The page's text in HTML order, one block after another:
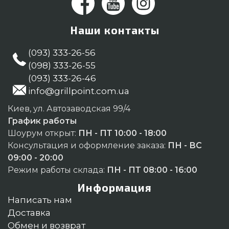
Наши контакты
(093) 333-26-56
(098) 333-26-55
(093) 333-26-46
info@grillpoint.com.ua
Киев, ул. Автозаводская 99/4
График работы
Шоурум открыт: ПН - ПТ 10:00 - 18:00
Консультация и оформление заказа: ПН - ВС
09:00 - 20:00
Режим работы склада: ПН - ПТ 08:00 - 16:00
Информация
Написать нам
Доставка
Обмен и возврат